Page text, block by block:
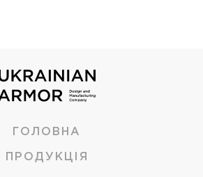
ГОЛОВНА
ПРОДУКЦІЯ